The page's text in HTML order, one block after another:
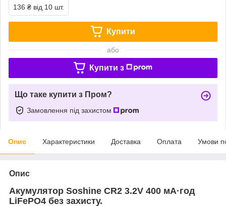
136 ₴ від 10 шт.
Купити
або
Купити з
Що таке купити з Пром?
Замовлення під захистом
Опис Характеристики Доставка Оплата Умови
Опис
Акумулятор Soshine CR2 3.2V 400 мА·год
LiFePO4 без захисту.